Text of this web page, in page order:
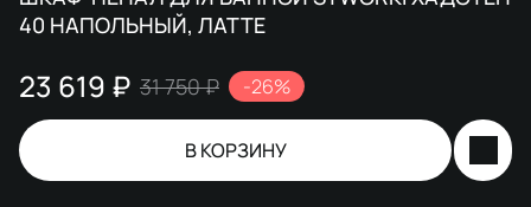
40 НАПОЛЬНЫЙ, ЛАТТЕ
23 619 ₽ 31 750 ₽ -26%
В КОРЗИНУ